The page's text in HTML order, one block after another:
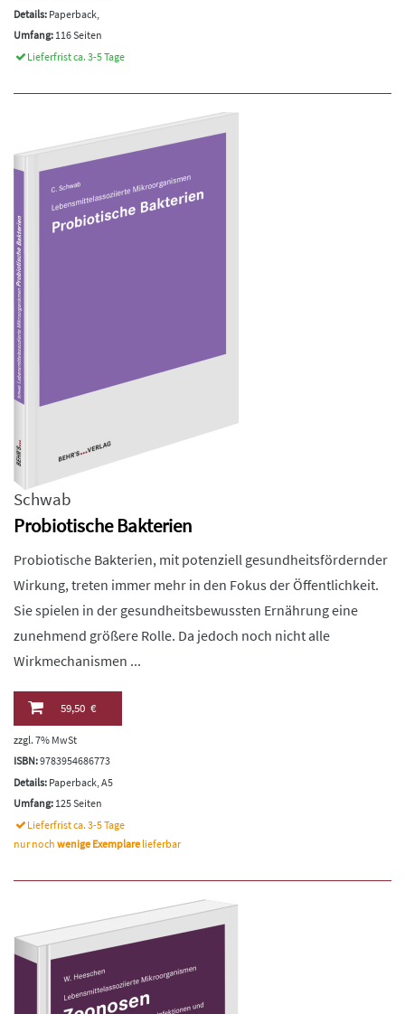
Details: Paperback,
Umfang: 116 Seiten
Lieferfrist ca. 3-5 Tage
Schwab
Probiotische Bakterien
Probiotische Bakterien, mit potenziell gesundheitsfördernder
Wirkung, treten immer mehr in den Fokus der Öffentlichkeit.
Sie spielen in der gesundheitsbewussten Ernährung eine
zunehmend größere Rolle. Da jedoch noch nicht alle
Wirkmechanismen ...
59,50 €
zzgl. 7% MwSt
ISBN:9783954686773
Details: Paperback, A5
Umfang: 125 Seiten
Lieferfrist ca. 3-5 Tage
nur noch wenige Exemplare lieferbar